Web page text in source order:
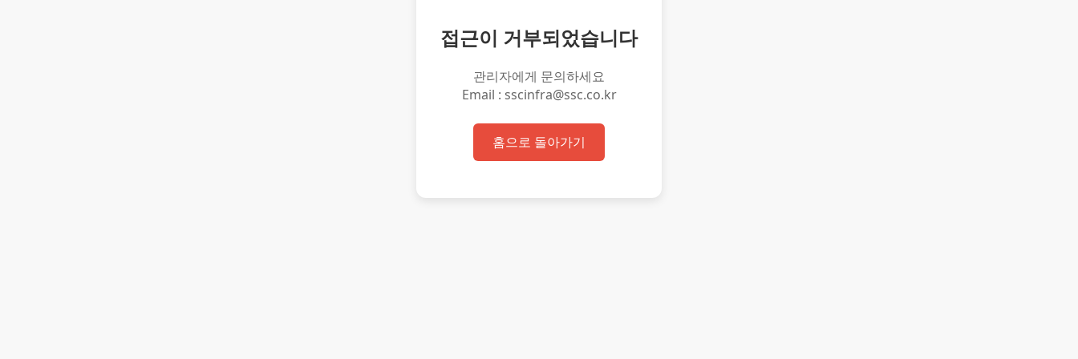
접근이 거부되었습니다
관리자에게 문의하세요
Email : sscinfra@ssc.co.kr
홈으로 돌아가기